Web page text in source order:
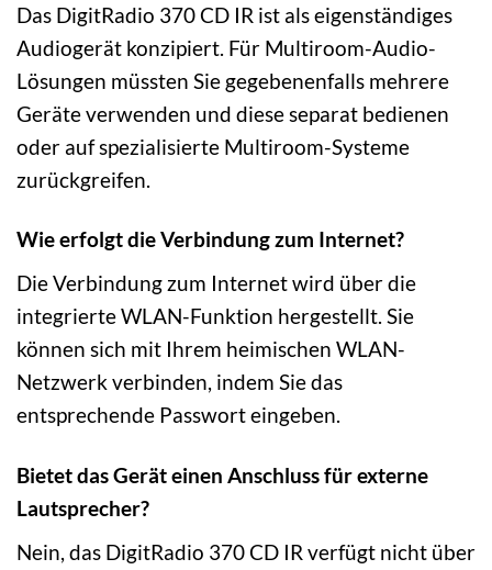
Das DigitRadio 370 CD IR ist als eigenständiges
Audiogerät konzipiert. Für Multiroom-Audio-
Lösungen müssten Sie gegebenenfalls mehrere
Geräte verwenden und diese separat bedienen
oder auf spezialisierte Multiroom-Systeme
zurückgreifen.
Wie erfolgt die Verbindung zum Internet?
Die Verbindung zum Internet wird über die
integrierte WLAN-Funktion hergestellt. Sie
können sich mit Ihrem heimischen WLAN-
Netzwerk verbinden, indem Sie das
entsprechende Passwort eingeben.
Bietet das Gerät einen Anschluss für externe
Lautsprecher?
Nein, das DigitRadio 370 CD IR verfügt nicht über